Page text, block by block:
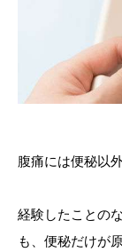
腹痛には便秘以
経験したことの
も、便秘だけが